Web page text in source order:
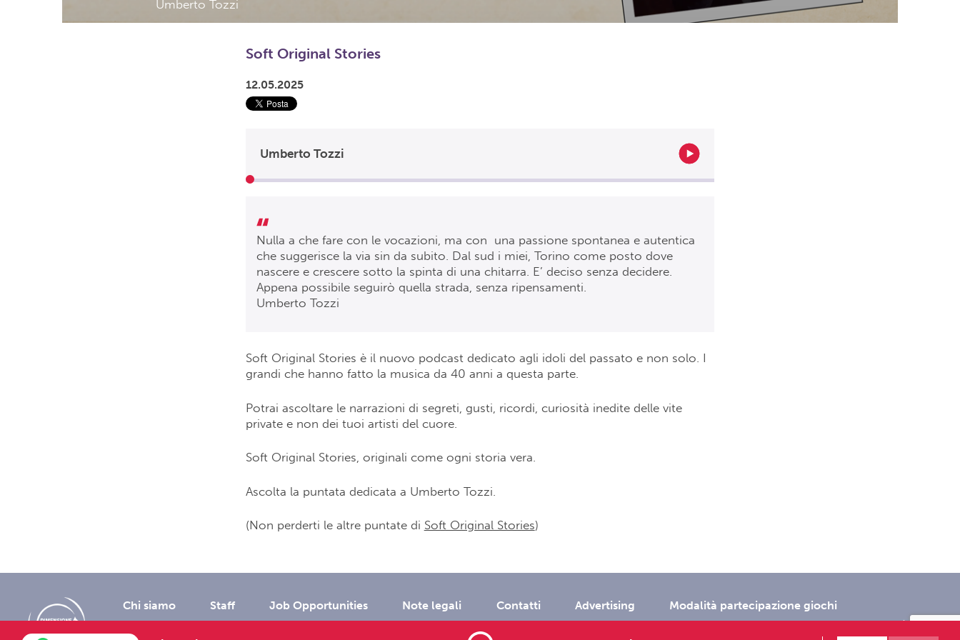
Umberto Tozzi
Soft Original Stories
12.05.2025
Umberto Tozzi
Nulla a che fare con le vocazioni, ma con una passione spontanea e autentica
che suggerisce la via sin da subito. Dal sud i miei, Torino come posto dove
nascere e crescere sotto la spinta di una chitarra. E’ deciso senza decidere.
Appena possibile seguirò quella strada, senza ripensamenti.
Umberto Tozzi
Soft Original Stories è il nuovo podcast dedicato agli idoli del passato e non solo. I
grandi che hanno fatto la musica da 40 anni a questa parte.
Potrai ascoltare le narrazioni di segreti, gusti, ricordi, curiosità inedite delle vite
private e non dei tuoi artisti del cuore.
Soft Original Stories, originali come ogni storia vera.
Ascolta la puntata dedicata a Umberto Tozzi.
(Non perderti le altre puntate di Soft Original Stories)
Chi siamo Staff Job Opportunities Note legali Contatti Advertising Modalità partecipazione giochi